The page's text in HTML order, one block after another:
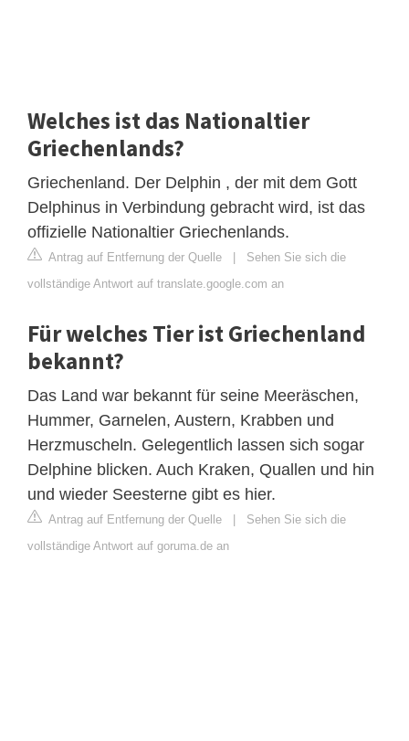
Welches ist das Nationaltier
Griechenlands?
Griechenland. Der Delphin , der mit dem Gott
Delphinus in Verbindung gebracht wird, ist das
offizielle Nationaltier Griechenlands.
Antrag auf Entfernung der Quelle
Sehen Sie sich die
vollständige Antwort auf translate.google.com an
Für welches Tier ist Griechenland
bekannt?
Das Land war bekannt für seine Meeräschen,
Hummer, Garnelen, Austern, Krabben und
Herzmuscheln. Gelegentlich lassen sich sogar
Delphine blicken. Auch Kraken, Quallen und hin
und wieder Seesterne gibt es hier.
Antrag auf Entfernung der Quelle
Sehen Sie sich die
vollständige Antwort auf goruma.de an